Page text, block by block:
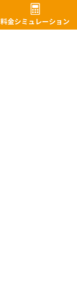
料金シミュレーション